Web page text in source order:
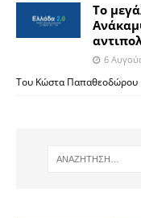
Το
6
Του Κώστα Παπαθεοδώρου